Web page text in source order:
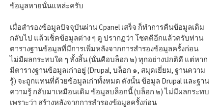
ข้อมูลหายนั่นแหล่ะครับ
เมื่อสำรองข้อมูลปัจจุบันผ่าน Cpanel เสร็จ ก็ทำการคืนข้อมูลเดิม
กลับไป แล้วเช็คข้อมูลต่าง ๆ ดู ปรากฏว่า โชคดีอีกแล้วครับท่าน
ตารางฐานข้อมูลที่มีการเพิ่มหลังจากการสำรองข้อมูลครั้งก่อน
ไม่มีผลกระทบใด ๆ ทั้งสิ้น (นั่นคือบล็อก ๒) ทุกอย่างปกติดี แต่หาก
มีตารางฐานข้อมูลเก่าอยู่ (Drupal, บล็อก ๑, สมุดเยี่ยม, ฐานความ
รู้) จะถูกแทนที่ด้วยข้อมูลเก่าทั้งหมด ดังนั้น ข้อมูล Drupal และฐาน
ความรู้ กลับมาเหมือนเดิม ข้อมูลบล็อกนี้ (บล็อก ๒) ไม่มีผลกระทบ
เพราะว่า สร้างหลังจากการสำรองข้อมูลครั้งก่อน